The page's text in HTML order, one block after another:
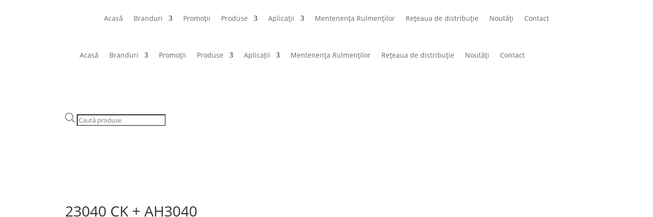
Acasă Branduri Promoții Produse Aplicații Mentenența Rulmenților Rețeaua de distribuție Noutăți Contact
Acasă Branduri Promoții Produse Aplicații Mentenența Rulmenților Rețeaua de distribuție Noutăți Contact
Products
search
23040 CK + AH3040